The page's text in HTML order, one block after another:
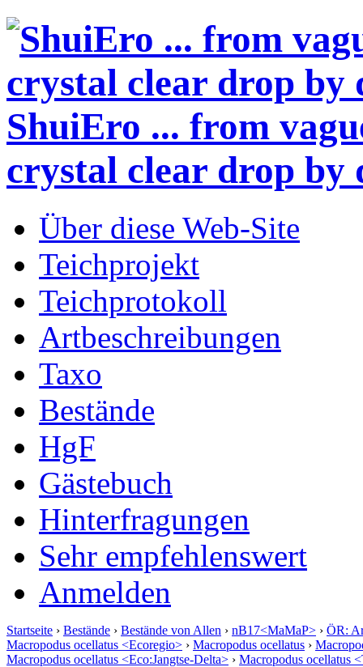
ShuiEro ... from
crystal clear drop by
Über diese Web-Site
Teichprojekt
Teichprotokoll
Artbeschreibungen
Taxo
Bestände
HgF
Gästebuch
Hinterfragungen
Sehr empfehlenswert
Anmelden
Startseite › Bestände › Bestände von Allen › nB17<MaMaP> › ÖR:
Macropodus ocellatus <Ecoregio> › Macropodus ocellatus ›
Macropodus ocellatus <Eco:Jangtse-Delta> › Macropodus ocellatus